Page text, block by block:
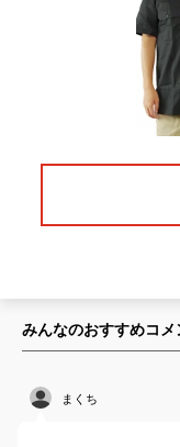
みんなのおすすめコメ
まくち